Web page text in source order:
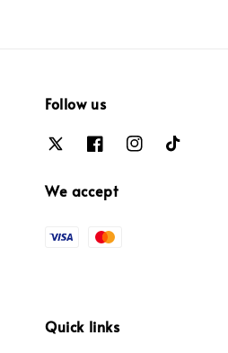
Follow us
We accept
Quick links